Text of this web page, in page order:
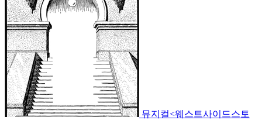
뮤지컬<웨스트사이드스토